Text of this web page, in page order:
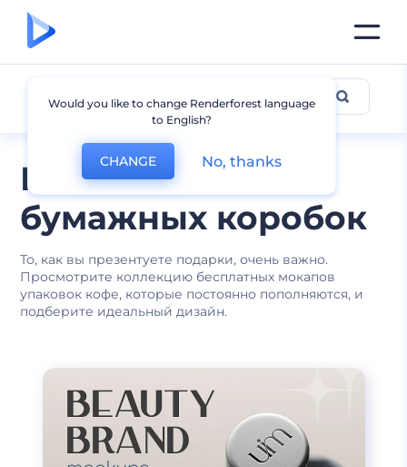
Милые мокапы
бумажных коробок
То, как вы презентуете подарки, очень важно.
Просмотрите коллекцию бесплатных мокапов
упаковок кофе, которые постоянно пополняются, и
подберите идеальный дизайн.
Мокапы коробок
Would you like to change Renderforest language
to English?
CHANGE No, thanks